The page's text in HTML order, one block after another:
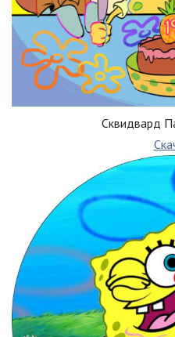
Сквидвард